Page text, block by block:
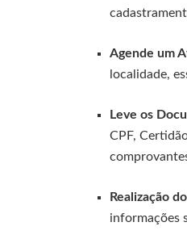
Agende um
localidade,
Leve os
CPF,
Realização
informações